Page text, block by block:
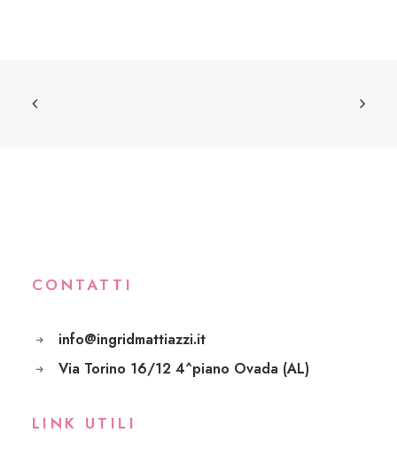
CONTATTI
info@ingridmattiazzi.it
Via Torino 16/12 4^piano Ovada (AL)
LINK UTILI